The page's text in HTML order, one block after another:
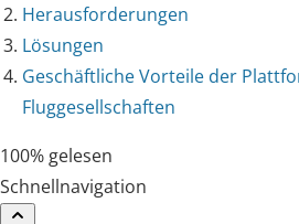
Herausforderungen
Lösungen
Geschäftliche Vorteile der
Fluggesellschaften
100% gelesen
Schnellnavigation